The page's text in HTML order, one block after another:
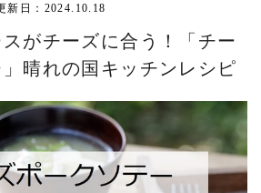
新日：2024.10.18
がチーズに合う！「チー
晴れの国キッチンレシピ